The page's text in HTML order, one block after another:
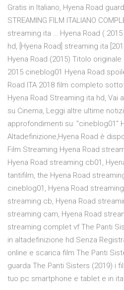
Gratis in Italiano, Hyena Road
STREAMING FILM ITALIANO
streaming ita … Hyena Road (
hd, [Hyena Road] streaming ita
Hyena Road (2015) Titolo
2015 cineblog01 Hyena Road
Road ITA 2018 film completo
Hyena Road Streaming ita hd, Vai
su Cinema, Leggi altre ultime
approfondimenti su: "cineblog01"
Altadefinizione,Hyena Road è
Film Streaming Hyena Road
Hyena Road streaming cb01,
tantifilm, the Hyena Road
cineblog01, Hyena Road
streaming cb, Hyena Road
streaming cam, Hyena Road
streaming complet vf The Panti
in altadefinizione hd Senza
online e scarica film The Panti
guarda The Panti Sisters (2019) i
tuo pc smartphone e tablet e in